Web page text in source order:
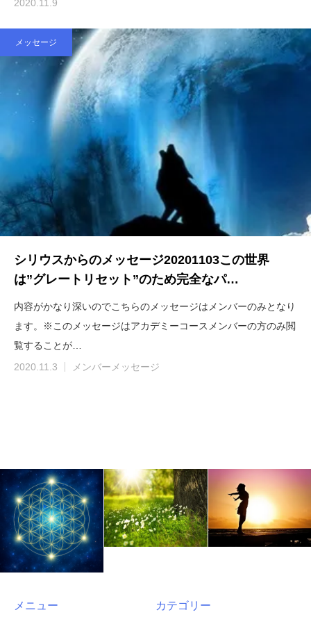
2020.11.9
メッセージ
シリウスからのメッセージ20201103この世界
は”グレートリセット”のため完全なパ…
内容がかなり深いのでこちらのメッセージはメンバーのみとなり
ます。※このメッセージはアカデミーコースメンバーの方のみ閲
覧することが…
2020.11.3
メンバーメッセージ
メニュー カテゴリー